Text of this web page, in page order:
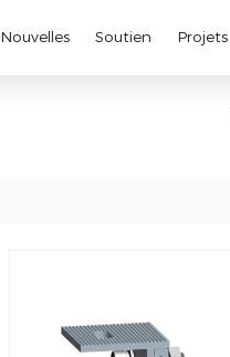
Nouvelles Soutien Projets